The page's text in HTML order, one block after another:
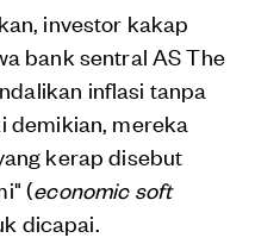
investor kakap
bank sentral AS The
inflasi tanpa
demikian, mereka
kerap disebut
(economic soft
dicapai.